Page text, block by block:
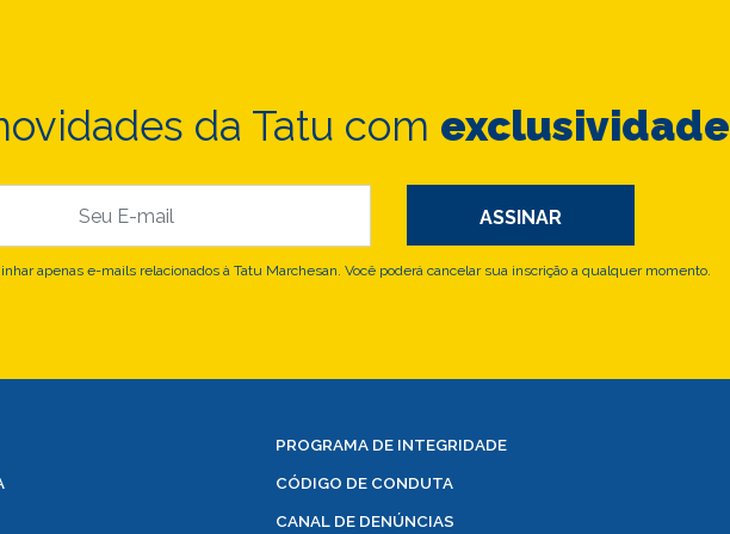
da Tatu com exclusividade
apenas e-mails relacionados à Tatu Marchesan. Você poderá cancelar sua inscrição a qualquer momento.
PROGRAMA DE INTEGRIDADE
CÓDIGO DE CONDUTA
CANAL DE DENÚNCIAS